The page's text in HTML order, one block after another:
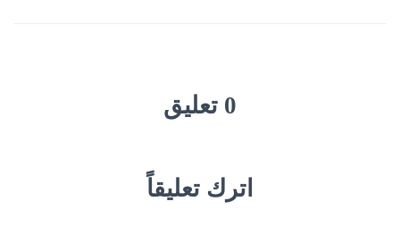
0 تعليق
اترك تعليقاً